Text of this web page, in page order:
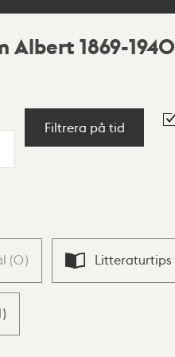
Albert 1869-1940
Filtrera på tid
(0) Litteraturtips
)